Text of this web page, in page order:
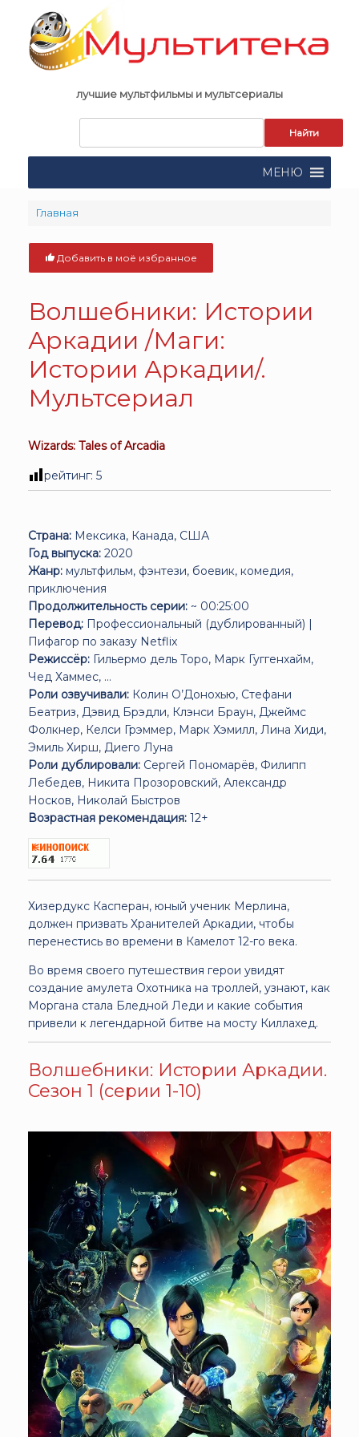
content
лучшие мультфильмы и мультсериалы
поиска:
МЕНЮ
Главная
Добавить в моё избранное
Волшебники: Истории
Аркадии /Маги:
Истории Аркадии/.
Мультсериал
Wizards: Tales of Arcadia
рейтинг: 5
Страна: Мексика, Канада, США
Год выпуска: 2020
Жанр: мультфильм, фэнтези, боевик, комедия,
приключения
Продолжительность серии: ~ 00:25:00
Перевод: Профессиональный (дублированный) |
Пифагор по заказу Netflix
Режиссёр: Гильермо дель Торо, Марк Гуггенхайм,
Чед Хаммес, ...
Роли озвучивали: Колин О’Донохью, Стефани
Беатриз, Дэвид Брэдли, Клэнси Браун, Джеймс
Фолкнер, Келси Грэммер, Марк Хэмилл, Лина Хиди,
Эмиль Хирш, Диего Луна
Роли дублировали: Сергей Пономарёв, Филипп
Лебедев, Никита Прозоровский, Александр
Носков, Николай Быстров
Возрастная рекомендация: 12+
Хизердукс Касперан, юный ученик Мерлина,
должен призвать Хранителей Аркадии, чтобы
перенестись во времени в Камелот 12-го века.
Во время своего путешествия герои увидят
создание амулета Охотника на троллей, узнают, как
Моргана стала Бледной Леди и какие события
привели к легендарной битве на мосту Киллахед.
Волшебники: Истории Аркадии.
Сезон 1 (серии 1-10)